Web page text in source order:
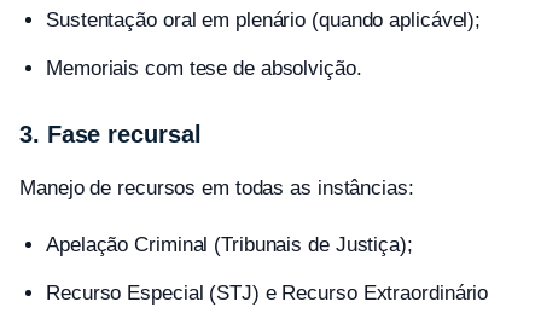
Sustentação oral em plenário (quando aplicável);
Memoriais com tese de absolvição.
3. Fase recursal
Manejo de recursos em todas as instâncias:
Apelação Criminal (Tribunais de Justiça);
Recurso Especial (STJ) e Recurso Extraordinário